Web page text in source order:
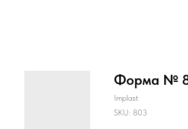
Форма №
Implast
SKU: 803